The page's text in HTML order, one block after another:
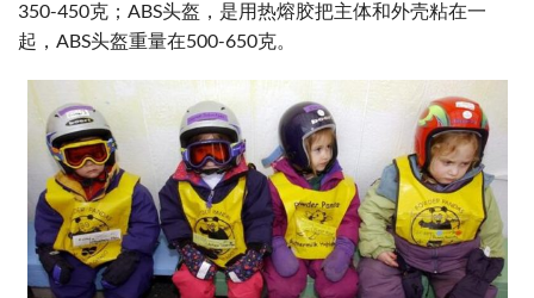
350-450克；ABS头盔，是用热熔胶把主体和外壳粘在一
起，ABS头盔重量在500-650克。